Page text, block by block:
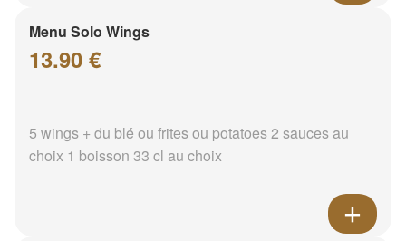
Menu Solo Wings
13.90 €
5 wings + du blé ou frites ou potatoes 2 sauces au
choix 1 boisson 33 cl au choix